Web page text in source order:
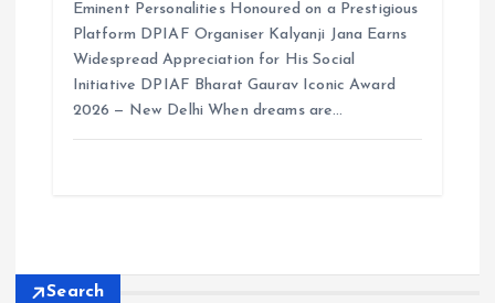
Eminent Personalities Honoured on a Prestigious
Platform DPIAF Organiser Kalyanji Jana Earns
Widespread Appreciation for His Social
Initiative DPIAF Bharat Gaurav Iconic Award
2026 — New Delhi When dreams are…
Search